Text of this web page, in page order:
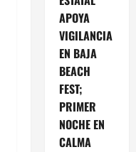
APOYA
VIGILANCIA
EN BAJA
BEACH
FEST;
PRIMER
NOCHE EN
CALMA